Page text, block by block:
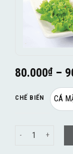
80.000₫–
CHẾ BIẾN CÁ
Cơm chiên cá mặn